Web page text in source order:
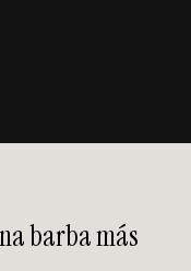
barba más